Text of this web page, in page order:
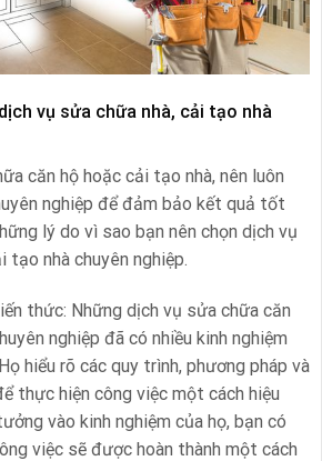
vụ sửa chữa nhà, cải tạo nhà
căn hộ hoặc cải tạo nhà, nên luôn
nghiệp để đảm bảo kết quả tốt
lý do vì sao bạn nên chọn dịch vụ
tạo nhà chuyên nghiệp.
thức: Những dịch vụ sửa chữa căn
nghiệp đã có nhiều kinh nghiệm
hiểu rõ các quy trình, phương pháp và
thực hiện công việc một cách hiệu
vào kinh nghiệm của họ, bạn có
việc sẽ được hoàn thành một cách